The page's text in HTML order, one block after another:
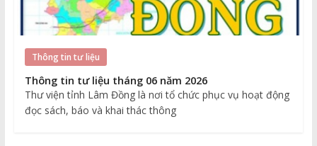
Thông tin tư liệu
Thông tin tư liệu tháng 06 năm 2026
Thư viện tỉnh Lâm Đồng là nơi tổ chức phục vụ hoạt động
đọc sách, báo và khai thác thông